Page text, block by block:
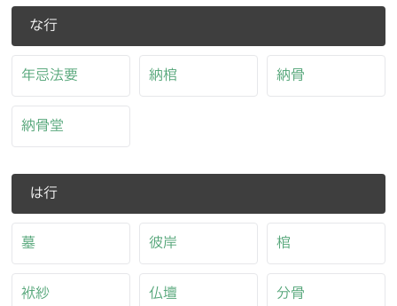
な行
年忌法要 納棺 納骨
納骨堂
は行
墓 彼岸 棺
袱紗 仏壇 分骨